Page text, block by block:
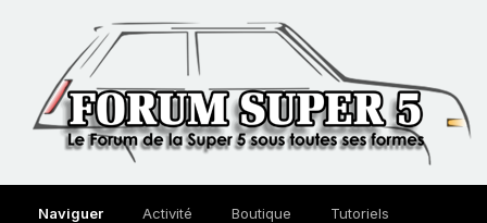
Naviguer Activité Boutique Tutoriels